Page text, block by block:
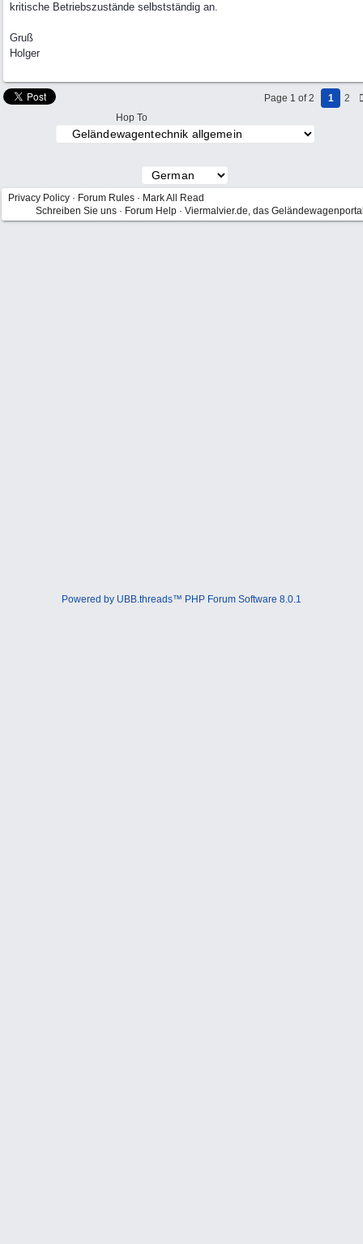
kritische Betriebszustände selbstständig an.
Gruß
Holger
Page 1 of 2 1
2
Hop To
Privacy Policy · Forum Rules · Mark All Read
Schreiben Sie uns · Forum Help · Viermalvier.de, das
Powered by UBB.threads™ PHP Forum Software 8.0.1